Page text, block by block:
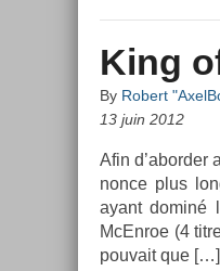
King
By Robert
13 juin 2012
Afin d’abord­er
nonce plus
ayant dominé
McEn­roe (4
pouvait que […]